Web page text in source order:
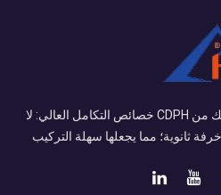
لدى منزل الحاوية القابل للتفكيك من CDPH خصائص التكامل العالي: لا
ثانوية؛ مما يجعلها سهلة التركيب